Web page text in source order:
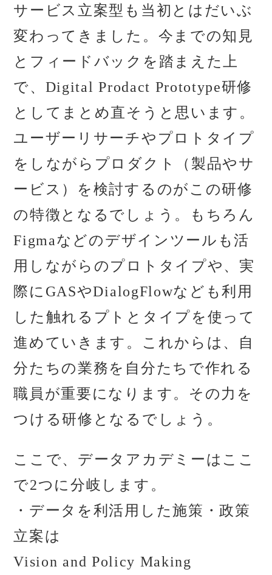
サービス立案型も当初とはだいぶ
変わってきました。今までの知見
とフィードバックを踏まえた上
で、Digital Prodact Prototype研修
としてまとめ直そうと思います。
ユーザーリサーチやプロトタイプ
をしながらプロダクト（製品やサ
ービス）を検討するのがこの研修
の特徴となるでしょう。もちろん
Figmaなどのデザインツールも活
用しながらのプロトタイプや、実
際にGASやDialogFlowなども利用
した触れるプトとタイプを使って
進めていきます。これからは、自
分たちの業務を自分たちで作れる
職員が重要になります。その力を
つける研修となるでしょう。
ここで、データアカデミーはここ
で2つに分岐します。
・データを利活用した施策・政策
立案は
Vision and Policy Making